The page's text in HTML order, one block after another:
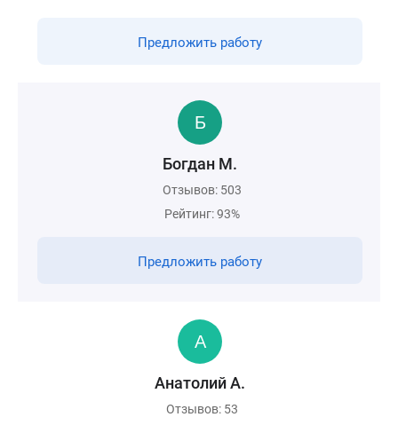
Предложить работу
Богдан М.
Отзывов: 503
Рейтинг: 93%
Предложить работу
Анатолий А.
Отзывов: 53